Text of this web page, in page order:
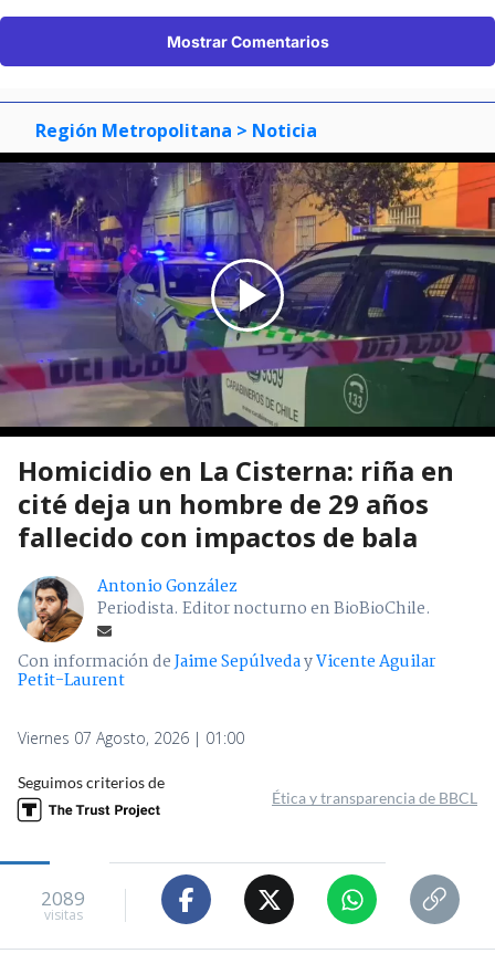
Mostrar Comentarios
Región Metropolitana > Noticia
Homicidio en La Cisterna: riña en
cité deja un hombre de 29 años
fallecido con impactos de bala
Antonio González
Periodista. Editor nocturno en BioBioChile.
Con información deJaime SepúlvedayVicente Aguilar
Petit-Laurent
Viernes 07 Agosto, 2026 | 01:00
Seguimos criterios de
Ética y transparencia de BBCL
2089
visitas